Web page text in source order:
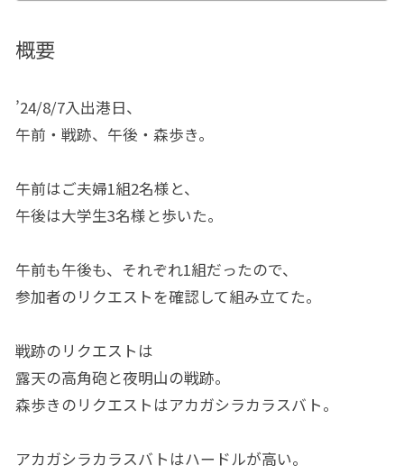
概要
’24/8/7入出港日、
午前・戦跡、午後・森歩き。
午前はご夫婦1組2名様と、
午後は大学生3名様と歩いた。
午前も午後も、それぞれ1組だったので、
参加者のリクエストを確認して組み立てた。
戦跡のリクエストは
露天の高角砲と夜明山の戦跡。
森歩きのリクエストはアカガシラカラスバト。
アカガシラカラスバトはハードルが高い。